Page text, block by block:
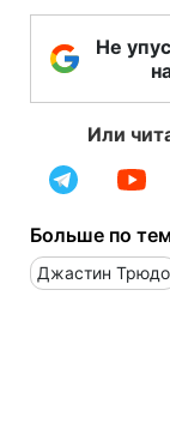
Не
Или
Больше по
Джастин Трюдо